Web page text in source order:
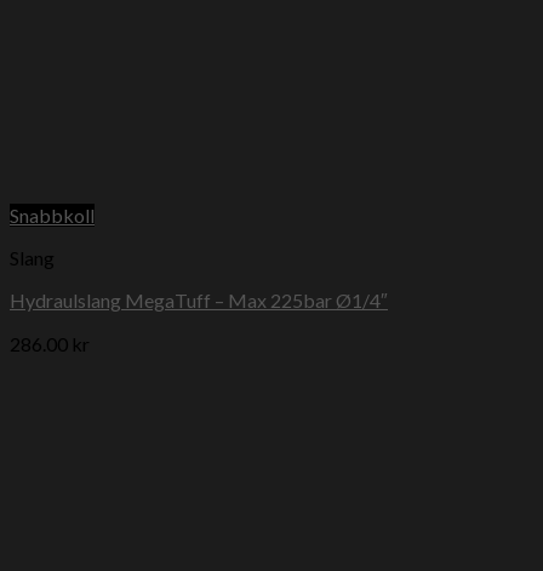
Snabbkoll
Slang
Hydraulslang MegaTuff – Max 225bar Ø1/4″
286.00 kr